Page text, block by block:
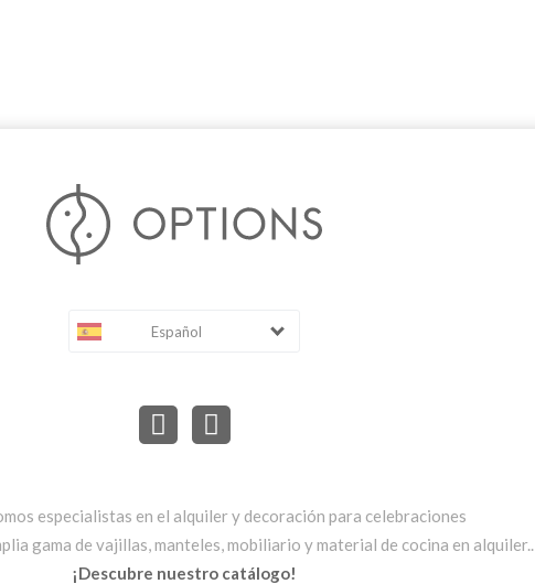
Español
especialistas en el alquiler y decoración para celebraciones
gama de vajillas, manteles, mobiliario y material de cocina en alquiler..
¡Descubre nuestro catálogo!